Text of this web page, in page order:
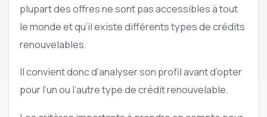
plupart des offres ne sont pas accessibles à tout
le monde et qu’il existe différents types de crédits
renouvelables.
Il convient donc d’analyser son profil avant d’opter
pour l’un ou l’autre type de crédit renouvelable.